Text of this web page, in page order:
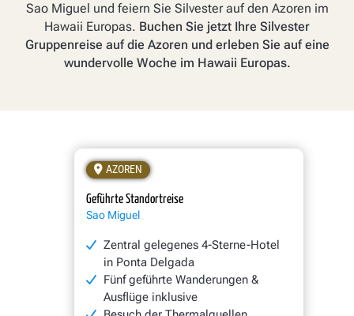
Sao Miguel und feiern Sie Silvester auf den Azoren im
Hawaii Europas. Buchen Sie jetzt Ihre Silvester
Gruppenreise auf die Azoren und erleben Sie auf eine
wundervolle Woche im Hawaii Europas.
AZOREN
Geführte Standortreise
Sao Miguel
Zentral gelegenes 4-Sterne-Hotel
in Ponta Delgada
Fünf geführte Wanderungen &
Ausflüge inklusive